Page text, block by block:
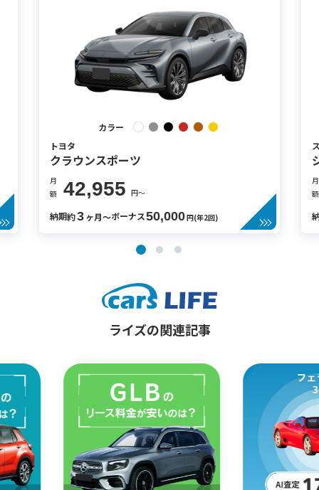
カラー
トヨタ
クラウンスポーツ
月
額 42,955 円〜
納期約3ヶ月〜ボーナス50,000円(年2回)
月
額
ライズの関連記事